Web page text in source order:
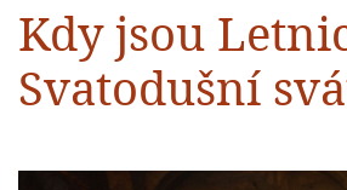
Kdy jsou
Svatodušní